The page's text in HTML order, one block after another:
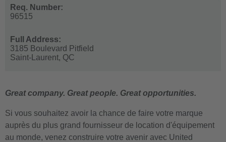
Req. Number:
96515
Full Address:
3185 Boulevard Pitfield
Saint-Laurent, QC
Great company. Great people. Great opportunities.
Si vous souhaitez avoir la chance de faire votre marque
auprès du plus grand fournisseur de location d'équipement
au monde, venez construire votre avenir avec United